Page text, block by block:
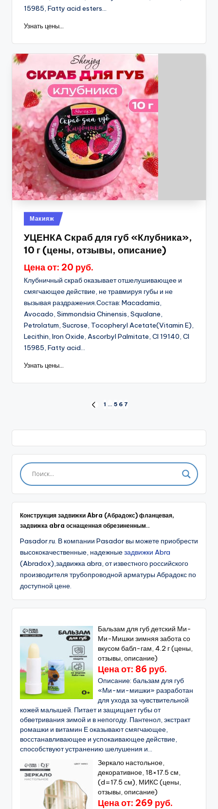
15985, Fatty acid esters...
Узнать цены...
Опубликовано
в
Макияж
УЦЕНКА Скраб для губ «Клубника»,
10 г (цены, отзывы, описание)
Цена от: 20 руб.
Клубничный скраб оказывает отшелушивающее и
смягчающее действие, не травмируя губы и не
вызывая раздражения.Состав: Macadamia,
Avocado, Simmondsia Chinensis, Squalane,
Petrolatum, Sucrose, Tocopheryl Acetate(Vitamin E),
Lecithin, Iron Oxide, Ascorbyl Palmitate, CI 19140, CI
15985, Fatty acid...
Узнать цены...
записей
ПРЕД.
1 … 5 6 7
Конструкция задвижки Abra (Абрадокс) фланцевая,
задвижка abra оснащенная обрезиненным..
Pasador.ru. В компании Pasador вы можете приобрести
высококачественные, надежныезадвижки Abra
(Abradox),задвижка abra, от известного российского
производителя трубопроводной арматуры Абрадокс по
доступной цене.
Бальзам для губ детский Ми-
Ми-Мишки зимняя забота со
вкусом бабл-гам, 4.2 г (цены,
отзывы, описание)
Цена от: 86 руб.
Описание: бальзам для губ
«Ми-ми-мишки» разработан
для ухода за чувствительной
кожей малышей. Питает и защищает губы от
обветривания зимой и в непогоду. Пантенол, экстракт
ромашки и витамин Е оказывают смягчающее,
восстанавливающее и успокаивающее действие,
способствуют устранению шелушения и...
Зеркало настольное,
декоративное, 18×17.5 см,
(d=17.5 см), МИКС (цены,
отзывы, описание)
Цена от: 269 руб.